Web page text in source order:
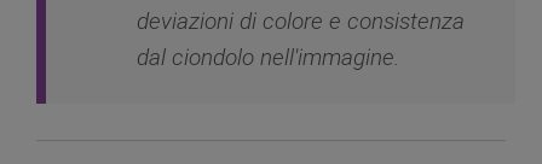
deviazioni di colore e consistenza
dal ciondolo nell'immagine.